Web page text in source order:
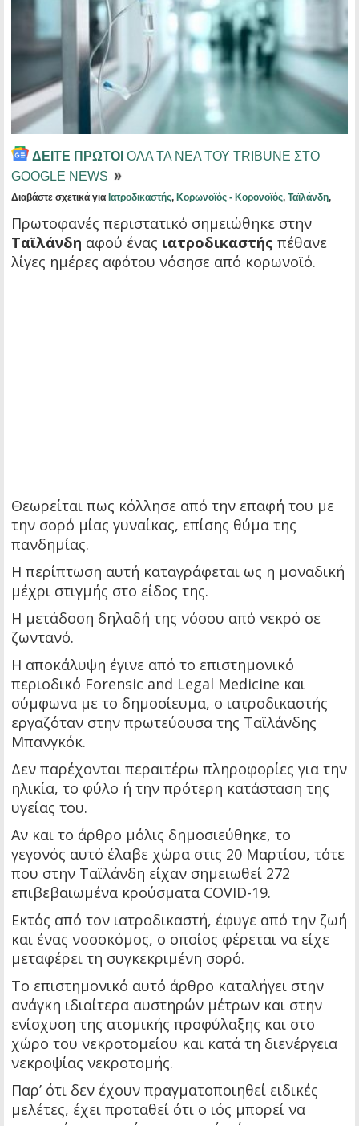
ΔΕΙΤΕ ΠΡΩΤΟΙ ΟΛΑ ΤΑ ΝΕΑ ΤΟΥ TRIBUNE ΣΤΟ
GOOGLE NEWS
Διαβάστε σχετικά για Ιατροδικαστής, Κορωνοϊός - Κορονοϊός, Ταϊλάνδη,
Πρωτοφανές περιστατικό σημειώθηκε στην
Ταϊλάνδη αφού ένας ιατροδικαστής πέθανε
λίγες ημέρες αφότου νόσησε από κορωνοϊό.
Θεωρείται πως κόλλησε από την επαφή του με
την σορό μίας γυναίκας, επίσης θύμα της
πανδημίας.
Η περίπτωση αυτή καταγράφεται ως η μοναδική
μέχρι στιγμής στο είδος της.
Η μετάδοση δηλαδή της νόσου από νεκρό σε
ζωντανό.
Η αποκάλυψη έγινε από το επιστημονικό
περιοδικό Forensic and Legal Medicine και
σύμφωνα με το δημοσίευμα, ο ιατροδικαστής
εργαζόταν στην πρωτεύουσα της Ταϊλάνδης
Μπανγκόκ.
Δεν παρέχονται περαιτέρω πληροφορίες για την
ηλικία, το φύλο ή την πρότερη κατάσταση της
υγείας του.
Αν και το άρθρο μόλις δημοσιεύθηκε, το
γεγονός αυτό έλαβε χώρα στις 20 Μαρτίου, τότε
που στην Ταϊλάνδη είχαν σημειωθεί 272
επιβεβαιωμένα κρούσματα COVID-19.
Εκτός από τον ιατροδικαστή, έφυγε από την ζωή
και ένας νοσοκόμος, ο οποίος φέρεται να είχε
μεταφέρει τη συγκεκριμένη σορό.
Το επιστημονικό αυτό άρθρο καταλήγει στην
ανάγκη ιδιαίτερα αυστηρών μέτρων και στην
ενίσχυση της ατομικής προφύλαξης και στο
χώρο του νεκροτομείου και κατά τη διενέργεια
νεκροψίας νεκροτομής.
Παρ’ ότι δεν έχουν πραγματοποιηθεί ειδικές
μελέτες, έχει προταθεί ότι ο ιός μπορεί να